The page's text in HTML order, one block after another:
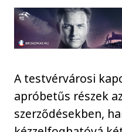
A testvérvárosi
apróbetűs részek
szerződésekben,